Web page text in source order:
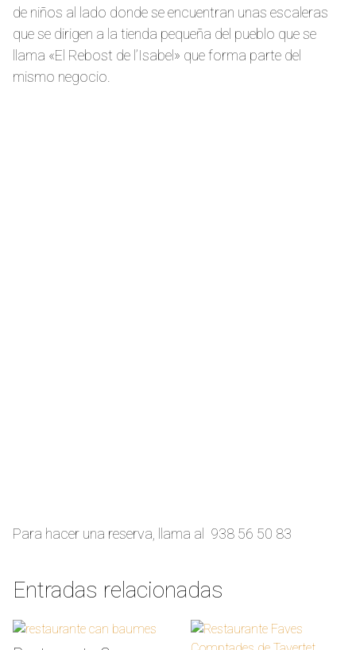
de niños al lado donde se encuentran unas escaleras
que se dirigen a la tienda pequeña del pueblo que se
llama «El Rebost de l’Isabel» que forma parte del
mismo negocio.
Para hacer una reserva, llama al 938 56 50 83
Entradas relacionadas